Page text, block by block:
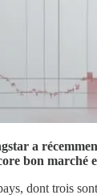
a
bon marché
dont trois